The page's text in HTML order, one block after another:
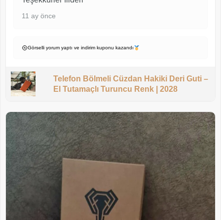
11 ay önce
Görselli yorum yaptı ve indirim kuponu kazandı
Telefon Bölmeli Cüzdan Hakiki Deri Guti –
El Tutamaçlı Turuncu Renk | 2028